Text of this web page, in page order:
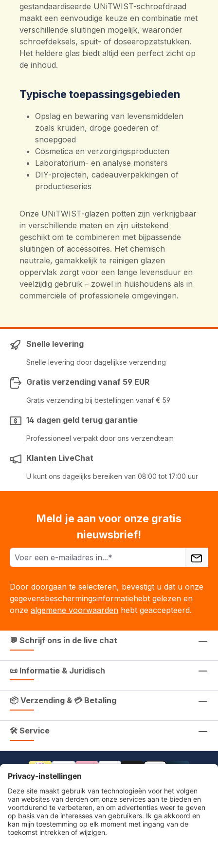
gestandaardiseerde UNiTWIST-schroefdraad
maakt een eenvoudige keuze en combinatie met
verschillende sluitingen mogelijk, waaronder
schroefdeksels, spuit- of doseeropzetstukken.
Het heldere glas biedt altijd een perfect zicht op
de inhoud.
Typische toepassingsgebieden
Opslag en bewaring van levensmiddelen
zoals kruiden, droge goederen of
snoepgoed
Cosmetica en verzorgingsproducten
Laboratorium- en analyse monsters
DIY-projecten, cadeauverpakkingen of
productieseries
Onze UNiTWIST-glazen potten zijn verkrijgbaar
in verschillende maten en zijn uitstekend
geschikt om te combineren met bijpassende
sluitingen of accessoires. Het chemisch
neutrale, gemakkelijk te reinigen glazen
oppervlak zorgt voor een lange levensduur en
veelzijdig gebruik – zowel in huishoudens als in
commerciële of professionele omgevingen.
Snelle levering
Snelle levering door dagelijkse verzending
Gratis verzending vanaf 59 EUR
Gratis verzending bij bestellingen vanaf € 59
14 dagen geld terug garantie
Professioneel verpakt door ons verzendteam
Klanten LiveChat
U kunt ons dagelijks bereiken van 08:00 tot 17:00 uur
Meld je aan voor onze gratis
nieuwsbrief!
Door doorgaan te selecteren, bevestigt u dat u onze
gegevensbeschermingsinformatiehebt gelezen en
onze algemene voorwaarden hebt geaccepteerd.
💬 Schrijf ons in de live chat
📜 Informatie & Juridisch
📦 Verzending & 💳 Betaling
🛠 Service
footer.includeVat.beforeTag
footer.includeVat.shippingCost footer.includeVat.afterTag